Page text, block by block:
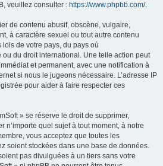
veuillez consulter : https://www.phpbb.com/.
de contenu abusif, obscène, vulgaire,
à caractère sexuel ou tout autre contenu
de votre pays, du pays où
ou du droit international. Une telle action peut
et permanent, avec une notification à
si nous le jugeons nécessaire. L’adresse IP
pour aider à faire respecter ces
» se réserve le droit de supprimer,
n’importe quel sujet à tout moment, à notre
vous acceptez que toutes les
soient stockées dans une base de données.
pas divulguées à un tiers sans votre